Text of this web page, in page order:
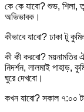
কে কে যাবো? শুভ, শিলা,
অভিভাবক।
কীভাবে যাবো? ঢাকা টু
কী কী করবো? ময়নামতির
নিদর্শন, লালমাই পাহাড়,
ঘুরে দেখবো।
কখন যাবো? সকাল ৭:০০